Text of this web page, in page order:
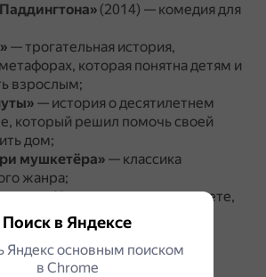
(2014) — комедия для
— трогательная история,
которая понятна детям и
взрослым;
— история о десятилетнем
который решил помочь своей
дом;
мушкетёра» — классика
жанра;
Николя»— комедия о лете,
от личных предпочтений и
Поиск в Яндексе
Яндекс основным поиском
в Сhrome